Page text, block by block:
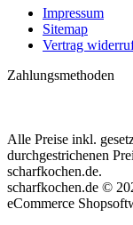
Impressum
Sitemap
Vertrag
Zahlungsmethoden
Alle Preise inkl.
durchgestrichenen
scharfkochen.de.
scharfkochen.de ©
eCommerce